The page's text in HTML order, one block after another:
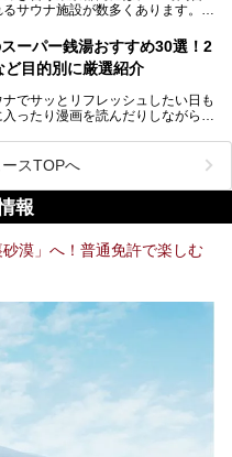
サウナ施設が数多くあります。
」や自分へのご褒美のための宿泊な
ングで好きなだけサ活ができるのが
けでなく、カップルや女性に嬉し
ました。
施設14選をご紹介します。
スーパー銭湯おすすめ30選！2
目的別に厳選紹介
でサッとリフレッシュしたい日も
ったり漫画を読んだりしながら一
い、「このまま朝までゆっくりでき
経験がある人も多いのではないで
おすすめのスーパー銭湯を、目的
設や、1,000円以下で楽しめる安
ャーにもぴったりなエンタメ要素
のシーンに合わせて参考にしてく
スTOPへ
報
漠」へ！普通免許で楽しむ